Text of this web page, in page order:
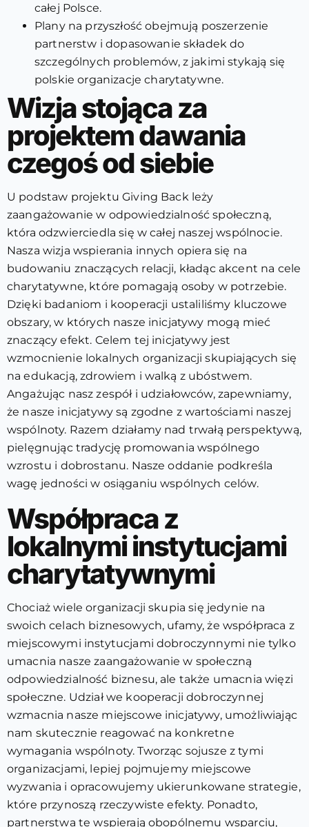
całej Polsce.
Plany na przyszłość obejmują poszerzenie
partnerstw i dopasowanie składek do
szczególnych problemów, z jakimi stykają się
polskie organizacje charytatywne.
Wizja stojąca za
projektem dawania
czegoś od siebie
U podstaw projektu Giving Back leży
zaangażowanie w odpowiedzialność społeczną,
która odzwierciedla się w całej naszej wspólnocie.
Nasza wizja wspierania innych opiera się na
budowaniu znaczących relacji, kładąc akcent na cele
charytatywne, które pomagają osoby w potrzebie.
Dzięki badaniom i kooperacji ustaliliśmy kluczowe
obszary, w których nasze inicjatywy mogą mieć
znaczący efekt. Celem tej inicjatywy jest
wzmocnienie lokalnych organizacji skupiających się
na edukacją, zdrowiem i walką z ubóstwem.
Angażując nasz zespół i udziałowców, zapewniamy,
że nasze inicjatywy są zgodne z wartościami naszej
wspólnoty. Razem działamy nad trwałą perspektywą,
pielęgnując tradycję promowania wspólnego
wzrostu i dobrostanu. Nasze oddanie podkreśla
wagę jedności w osiąganiu wspólnych celów.
Współpraca z
lokalnymi instytucjami
charytatywnymi
Chociaż wiele organizacji skupia się jedynie na
swoich celach biznesowych, ufamy, że współpraca z
miejscowymi instytucjami dobroczynnymi nie tylko
umacnia nasze zaangażowanie w społeczną
odpowiedzialność biznesu, ale także umacnia więzi
społeczne. Udział we kooperacji dobroczynnej
wzmacnia nasze miejscowe inicjatywy, umożliwiając
nam skutecznie reagować na konkretne
wymagania wspólnoty. Tworząc sojusze z tymi
organizacjami, lepiej pojmujemy miejscowe
wyzwania i opracowujemy ukierunkowane strategie,
które przynoszą rzeczywiste efekty. Ponadto,
partnerstwa te wspierają obopólnemu wsparciu,